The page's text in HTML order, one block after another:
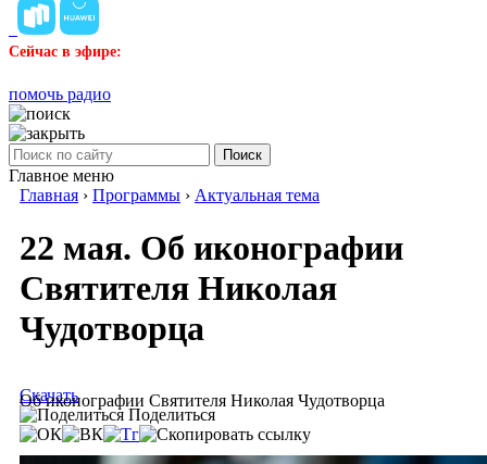
Сейчас в эфире:
помочь радио
Поиск
Главное меню
Главная › Программы › Актуальная тема
22 мая. Об иконографии
Святителя Николая
Чудотворца
Об иконографии Святителя Николая Чудотворца
Скачать
Поделиться